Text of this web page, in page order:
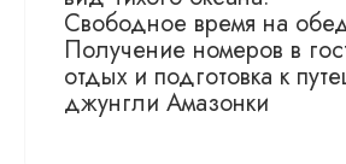
Свободное время на
Получение номеров в
отдых и подготовка к
джунгли Амазонки